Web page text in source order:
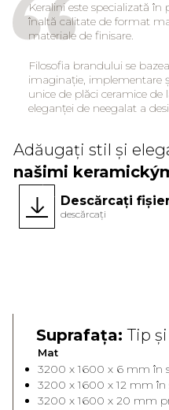
Keralini este specializată
înaltă calitate de format
materiale de finisare.
Filosofia brandului se
imaginație, implementare
unice de plăci ceramice
eleganței de neegalat a
Adăugați stil și
našimi
Descărcați
descărcați
Suprafața:Tip
Mat
3200 x 1600 x 6 mm în
3200 x 1600 x 12 mm în
3200 x 1600 x 20 mm